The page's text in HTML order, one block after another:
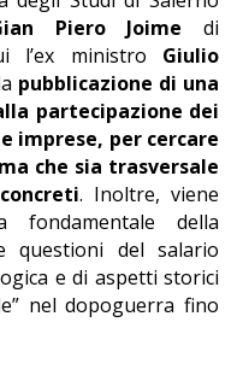
Piero Joime di
l’ex ministro Giulio
pubblicazione di una
partecipazione dei
imprese, per cercare
che sia trasversale
. Inoltre, viene
fondamentale della
questioni del salario
e di aspetti storici
nel dopoguerra fino